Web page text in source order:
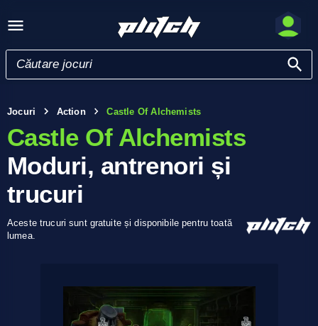
Jocuri Action Castle Of Alchemists
Castle Of Alchemists
Moduri, antrenori și
trucuri
Aceste trucuri sunt gratuite și disponibile pentru toată
lumea.